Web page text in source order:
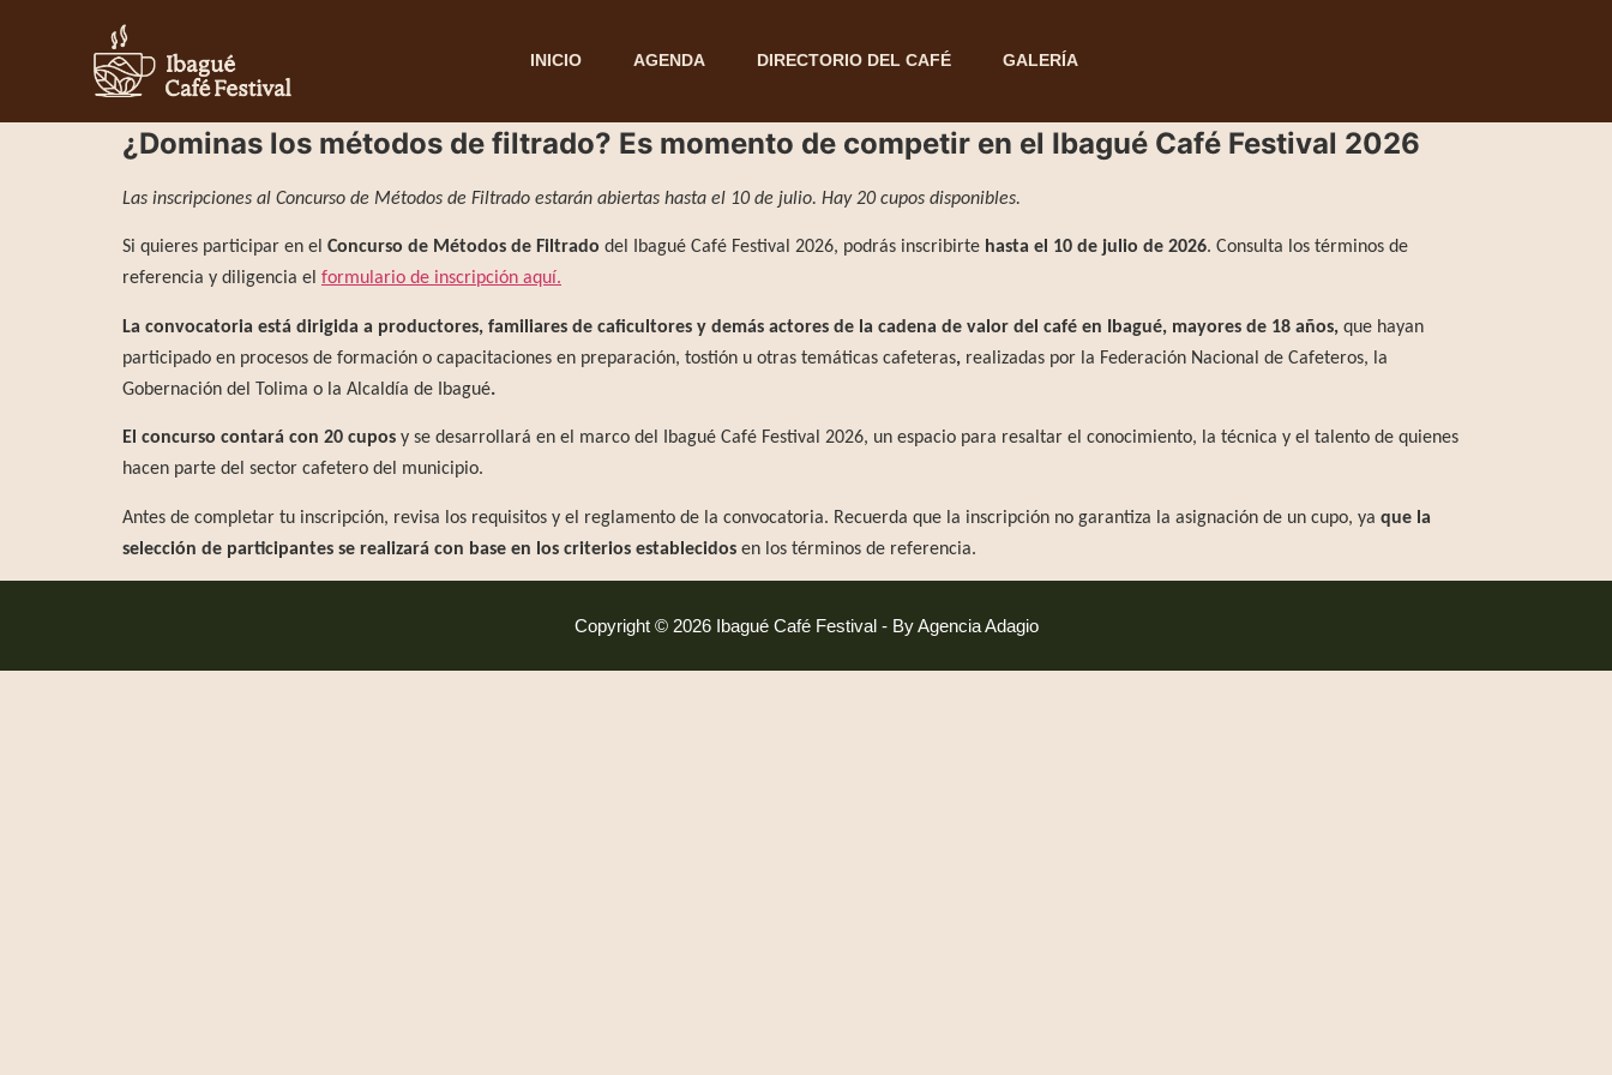
INICIO AGENDA DIRECTORIO DEL CAFÉ GALERÍA
¿Dominas los métodos de filtrado? Es momento de competir en el Ibagué Café Festival 2026
Las inscripciones al Concurso de Métodos de Filtrado estarán abiertas hasta el 10 de julio. Hay 20 cupos disponibles.
Si quieres participar en el Concurso de Métodos de Filtrado del Ibagué Café Festival 2026, podrás inscribirte hasta el 10 de julio de 2026. Consulta los términos de
referencia y diligencia el formulario de inscripción aquí.
La convocatoria está dirigida a productores, familiares de caficultores y demás actores de la cadena de valor del café en Ibagué, mayores de 18 años, que hayan
participado en procesos de formación o capacitaciones en preparación, tostión u otras temáticas cafeteras, realizadas por la Federación Nacional de Cafeteros, la
Gobernación del Tolima o la Alcaldía de Ibagué.
El concurso contará con 20 cupos y se desarrollará en el marco del Ibagué Café Festival 2026, un espacio para resaltar el conocimiento, la técnica y el talento de quienes
hacen parte del sector cafetero del municipio.
Antes de completar tu inscripción, revisa los requisitos y el reglamento de la convocatoria. Recuerda que la inscripción no garantiza la asignación de un cupo, ya que la
selección de participantes se realizará con base en los criterios establecidos en los términos de referencia.
Copyright © 2026 Ibagué Café Festival - By Agencia Adagio